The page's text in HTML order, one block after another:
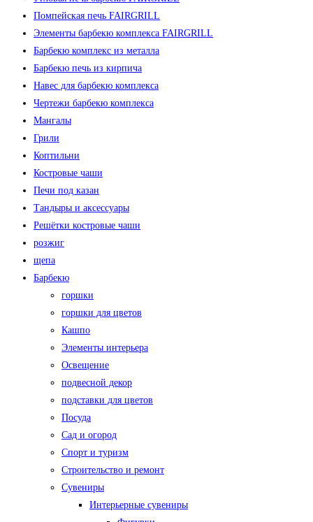
Помпейская печь FAIRGRILL
Элементы барбекю комплекса FAIRGRILL
Барбекю комплекс из металла
Барбекю печь из кирпича
Навес для барбекю комплекса
Чертежи барбекю комплекса
Мангалы
Грили
Коптильни
Костровые чаши
Печи под казан
Тандыры и аксессуары
Решётки костровые чаши
розжиг
щепа
Барбекю
горшки
горшки для цветов
Кашпо
Элементы интерьера
Освещение
подвесной декор
подставки для цветов
Посуда
Сад и огород
Спорт и туризм
Строительство и ремонт
Сувениры
Интерьерные сувениры